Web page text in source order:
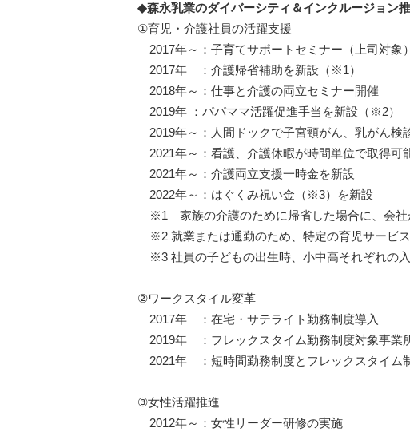
◆森永乳業のダイバーシティ＆インクルージョン
①育児・介護社員の活躍支援
2017年～：子育てサポートセミナー（上司対象
2017年 ：介護帰省補助を新設（※1）
2018年～：仕事と介護の両立セミナー開催
2019年 ：パパママ活躍促進手当を新設（※2）
2019年～：人間ドックで子宮頸がん、乳がん検
2021年～：看護、介護休暇が時間単位で取得可
2021年～：介護両立支援一時金を新設
2022年～：はぐくみ祝い金（※3）を新設
※1 家族の介護のために帰省した場合に、会社
※2 就業または通勤のため、特定の育児サービ
※3 社員の子どもの出生時、小中高それぞれの
②ワークスタイル変革
2017年 ：在宅・サテライト勤務制度導入
2019年 ：フレックスタイム勤務制度対象事業
2021年 ：短時間勤務制度とフレックスタイム
③女性活躍推進
2012年～：女性リーダー研修の実施